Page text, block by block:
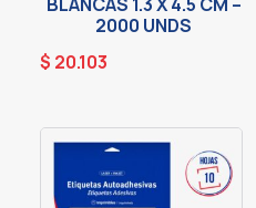
2000 UNDS
$ 20.103